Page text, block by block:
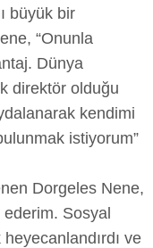
büyük bir
“Onunla
Dünya
direktör olduğu
kendimi
istiyorum”
Dorgeles Nene,
Sosyal
ve